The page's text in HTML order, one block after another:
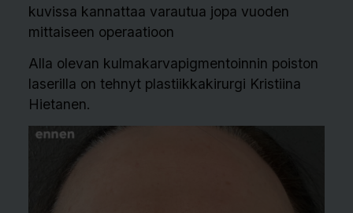
kuvissa kannattaa varautua jopa vuoden
mittaiseen operaatioon
Alla olevan kulmakarvapigmentoinnin poiston
laserilla on tehnyt plastiikkakirurgi Kristiina
Hietanen.